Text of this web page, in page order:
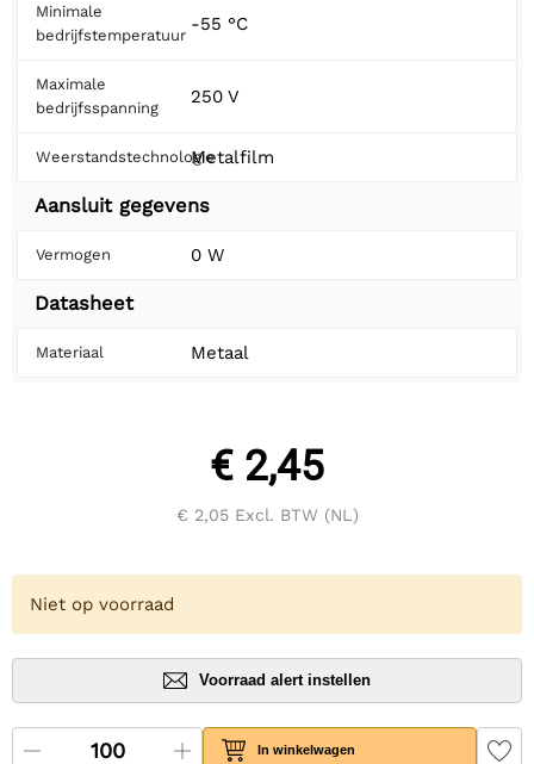
Minimale
bedrijfstemperatuur
-55 °C
Maximale
bedrijfsspanning
250 V
WeerstandstechnologieMetalfilm
Aansluit gegevens
Vermogen 0 W
Datasheet
Materiaal Metaal
€ 2,45
€ 2,05Excl. BTW (NL)
Niet op voorraad
Voorraad alert instellen
In winkelwagen